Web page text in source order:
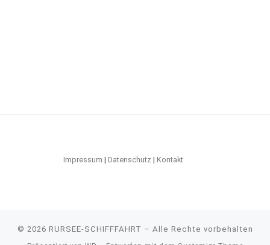
Impressum | Datenschutz | Kontakt
© 2026 RURSEE-SCHIFFFAHRT – Alle Rechte vorbehalten